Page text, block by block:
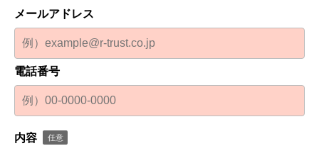
メールアドレス
電話番号
内容 任意